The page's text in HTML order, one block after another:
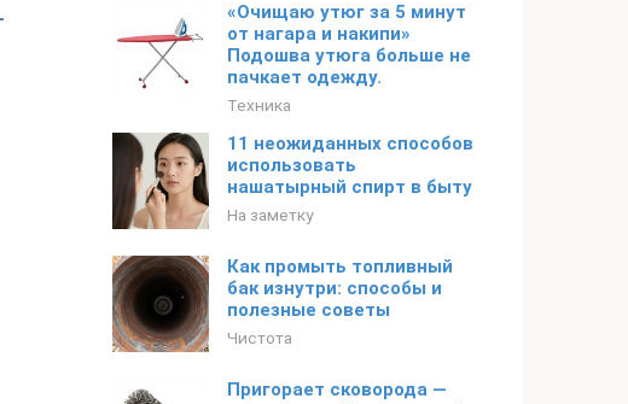
«Очищаю утюг за 5 минут
от нагара и накипи»
Подошва утюга больше не
пачкает одежду.
Техника
11 неожиданных способов
использовать
нашатырный спирт в быту
На заметку
Как промыть топливный
бак изнутри: способы и
полезные советы
Чистота
Пригорает сковорода —